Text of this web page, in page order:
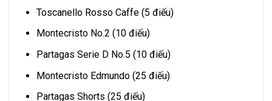
Toscanello Rosso Caffe (5 điếu)
Montecristo No.2 (10 điếu)
Partagas Serie D No.5 (10 điếu)
Montecristo Edmundo (25 điếu)
Partagas Shorts (25 điếu)